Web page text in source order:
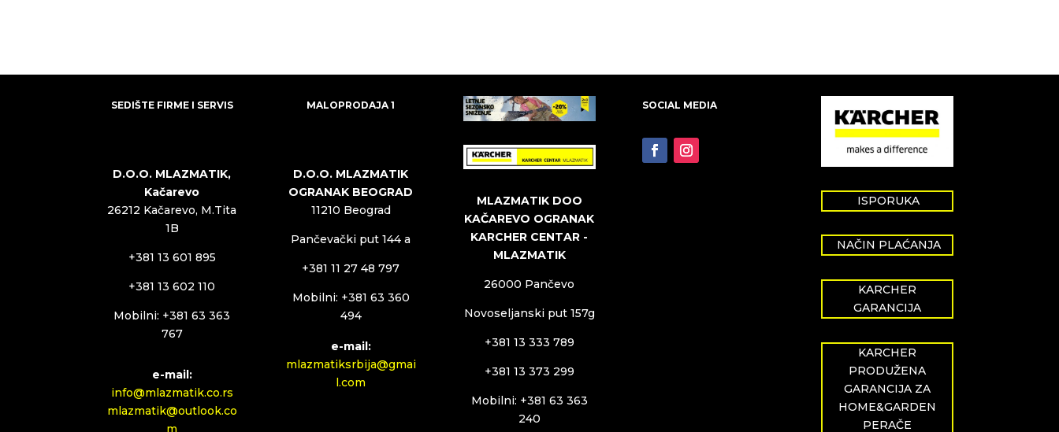
SEDIŠTE FIRME I SERVIS
D.O.O. MLAZMATIK,
Kačarevo
26212 Kačarevo, M.Tita
1B
+381 13 601 895
+381 13 602 110
Mobilni: +381 63 363
767
e-mail:
info@mlazmatik.co.rs
mlazmatik@outlook.co
m
MALOPRODAJA 1
D.O.O. MLAZMATIK
OGRANAK BEOGRAD
11210 Beograd
Pančevački put 144 a
+381 11 27 48 797
Mobilni: +381 63 360
494
e-mail:
mlazmatiksrbija@gmai
l.com
MLAZMATIK DOO
KAČAREVO OGRANAK
KARCHER CENTAR -
MLAZMATIK
26000 Pančevo
Novoseljanski put 157g
+381 13 333 789
+381 13 373 299
Mobilni: +381 63 363
240
SOCIAL MEDIA
ISPORUKA
NAČIN PLAĆANJA
KARCHER
GARANCIJA
KARCHER
PRODUŽENA
GARANCIJA ZA
HOME&GARDEN
PERAČE